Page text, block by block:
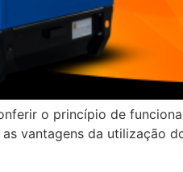
o princípio de
vantagens da utilização